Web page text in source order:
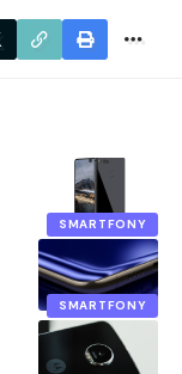
SMARTFONY
SMARTFONY